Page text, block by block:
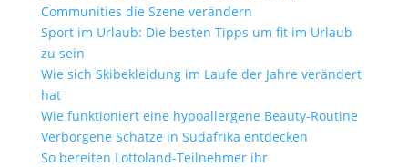
Communities die Szene verändern
Sport im Urlaub: Die besten Tipps um fit im Urlaub
zu sein
Wie sich Skibekleidung im Laufe der Jahre verändert
hat
Wie funktioniert eine hypoallergene Beauty-Routine
Verborgene Schätze in Südafrika entdecken
So bereiten Lottoland-Teilnehmer ihr